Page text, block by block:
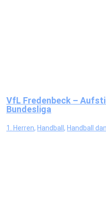
VfL Fredenbeck –
Bundesliga
1. Herren, Handball, Handball